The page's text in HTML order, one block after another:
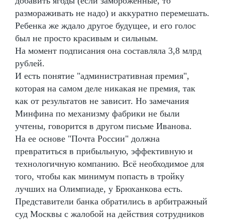
размораживать не надо) и аккуратно перемешать.
Ребенка же ждало другое будущее, и его голос
был не просто красивым и сильным.
На момент подписания она составляла 3,8 млрд
рублей.
И есть понятие "административная премия",
которая на самом деле никакая не премия, так
как от результатов не зависит. Но замечания
Минфина по механизму фабрики не были
учтены, говорится в другом письме Иванова.
На ее основе "Почта России" должна
превратиться в прибыльную, эффективную и
технологичную компанию. Всё необходимое для
того, чтобы как минимум попасть в тройку
лучших на Олимпиаде, у Брюханкова есть.
Представители банка обратились в арбитражный
суд Москвы с жалобой на действия сотрудников